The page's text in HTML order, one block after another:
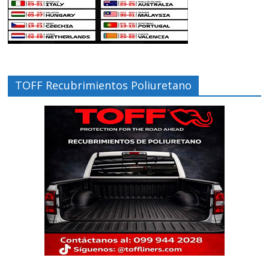
TOFF Recubrimientos Poliuretano